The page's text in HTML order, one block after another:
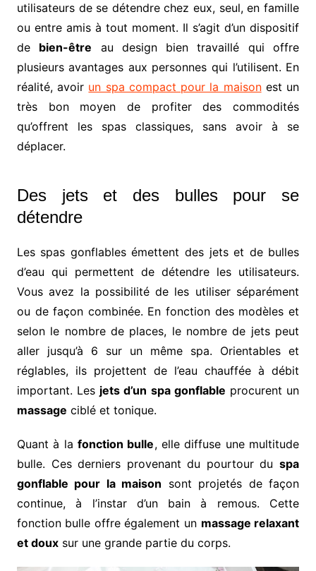
utilisateurs de se détendre chez eux, seul, en famille
ou entre amis à tout moment. Il s’agit d’un dispositif
de bien-être au design bien travaillé qui offre
plusieurs avantages aux personnes qui l’utilisent. En
réalité, avoir un spa compact pour la maisonest un
très bon moyen de profiter des commodités
qu’offrent les spas classiques, sans avoir à se
déplacer.
Des jets et des bulles pour se
détendre
Les spas gonflables émettent des jets et de bulles
d’eau qui permettent de détendre les utilisateurs.
Vous avez la possibilité de les utiliser séparément
ou de façon combinée. En fonction des modèles et
selon le nombre de places, le nombre de jets peut
aller jusqu’à 6 sur un même spa. Orientables et
réglables, ils projettent de l’eau chauffée à débit
important. Les jets d’un spa gonflable procurent un
massage ciblé et tonique.
Quant à lafonction bulle, elle diffuse une multitude
bulle. Ces derniers provenant du pourtour duspa
gonflable pour la maison sont projetés de façon
continue, à l’instar d’un bain à remous. Cette
fonction bulle offre également un massage relaxant
et douxsur une grande partie du corps.